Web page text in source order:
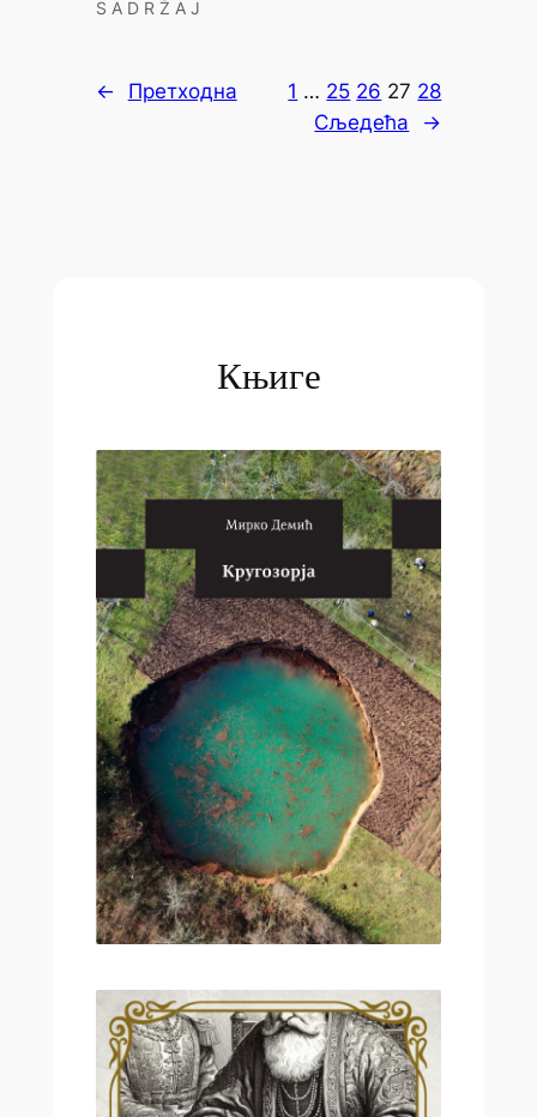
S A D R Ž A J
← Претходна 1 … 25 26 27 28
Сљедећа
→
Књиге